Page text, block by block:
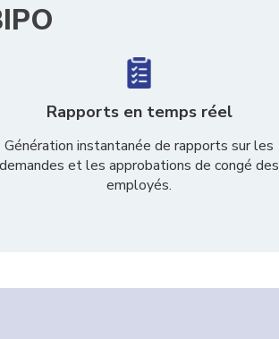
Rapports en temps réel
Génération instantanée de rapports sur les
demandes et les approbations de congé des
employés.